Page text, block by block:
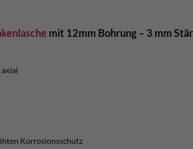
mit 12mm Bohrung – 3 mm
Korrosionsschutz